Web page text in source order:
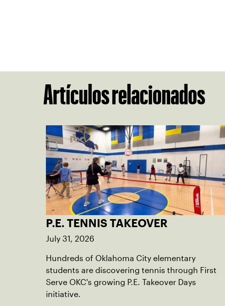
Artículos relacionados
P.E. TENNIS TAKEOVER
July 31, 2026
Hundreds of Oklahoma City elementary
students are discovering tennis through First
Serve OKC's growing P.E. Takeover Days
initiative.